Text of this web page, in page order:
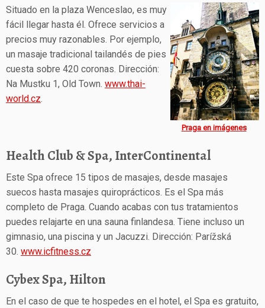
Praga en imágenes
Situado en la plaza Wenceslao, es muy
fácil llegar hasta él. Ofrece servicios a
precios muy razonables. Por ejemplo,
un masaje tradicional tailandés de pies
cuesta sobre 420 coronas. Dirección:
Na Mustku 1, Old Town. www.thai-
world.cz
Health Club & Spa, InterContinental
Este Spa ofrece 15 tipos de masajes, desde masajes
suecos hasta masajes quiroprácticos. Es el Spa más
completo de Praga. Cuando acabas con tus tratamientos
puedes relajarte en una sauna finlandesa. Tiene incluso un
gimnasio, una piscina y un Jacuzzi. Dirección: Parížská
30. www.icfitness.cz
Cybex Spa, Hilton
En el caso de que te hospedes en el hotel, el Spa es gratuito,